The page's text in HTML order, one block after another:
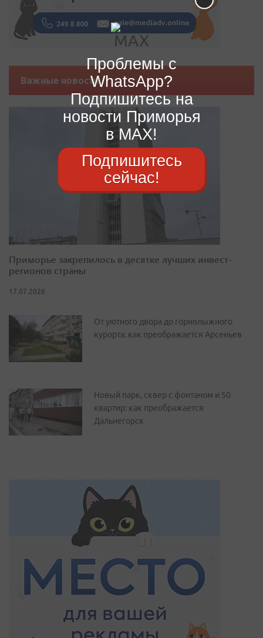
Важные новости
Приморье закрепилось в десятке лучших инвест-
регионов страны
17.07.2026
От уютного двора до горнолыжного
курорта: как преображается Арсеньев
Новый парк, сквер с фонтаном и 50
квартир: как преображается
Дальнегорск
Проблемы с
WhatsApp?
Подпишитесь на
новости Приморья
в MAX!
Подпишитесь
сейчас!